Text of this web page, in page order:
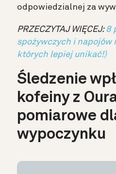
odpowiedzialnej za
PRZECZYTAJ WIĘCEJ:8
spożywczych i napojów
których lepiej unikać!)
Śledzenie
kofeiny z
pomiarowe
wypoczynku